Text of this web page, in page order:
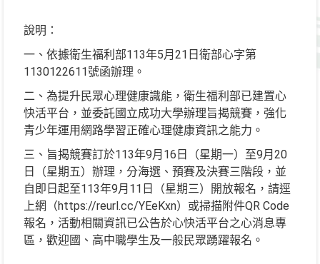
說明：
一、依據衛生福利部113年5月21日衛部心字第
1130122611號函辦理。
二、為提升民眾心理健康識能，衛生福利部已建置心
快活平台，並委託國立成功大學辦理旨揭競賽，強化
青少年運用網路學習正確心理健康資訊之能力。
三、旨揭競賽訂於113年9月16日（星期一）至9月20
日（星期五）辦理，分海選、預賽及決賽三階段，並
自即日起至113年9月11日（星期三）開放報名，請逕
上網（https://reurl.cc/YEeKxn）或掃描附件QR Code
報名，活動相關資訊已公告於心快活平台之心消息專
區，歡迎國、高中職學生及一般民眾踴躍報名。